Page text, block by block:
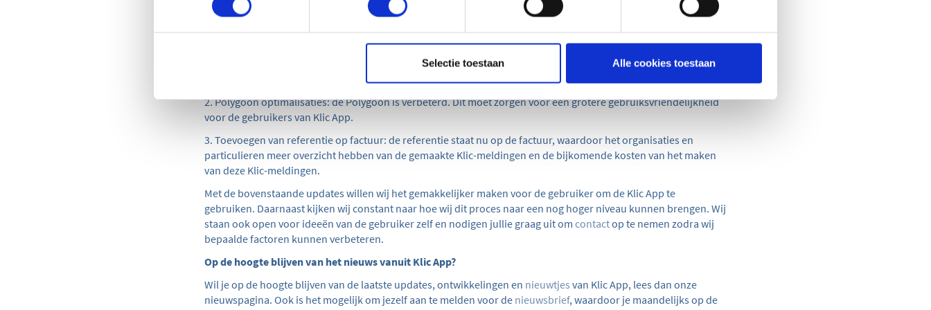
Selectie toestaan Alle cookies toestaan
1. Klic en Upload historie:
Filteren / zoeken van Klics/uploads: het is nu mogelijk te zoeken en te filteren op de eerdere Klic-
Meldingen die zijn aangevraagd.
Oude klics en zips verwijderen: ook kun je niet relevante en oudere Klic-meldingen verwijderen. Dit geldt
Zip Uploads.
2. Polygoon optimalisaties: de Polygoon is verbeterd. Dit moet zorgen voor een grotere gebruiksvriendelijkheid
voor de gebruikers van Klic App.
3. Toevoegen van referentie op factuur: de referentie staat nu op de factuur, waardoor het organisaties en
particulieren meer overzicht hebben van de gemaakte Klic-meldingen en de bijkomende kosten van het maken
van deze Klic-meldingen.
Met de bovenstaande updates willen wij het gemakkelijker maken voor de gebruiker om de Klic App te
gebruiken. Daarnaast kijken wij constant naar hoe wij dit proces naar een nog hoger niveau kunnen brengen. Wij
staan ook open voor ideeën van de gebruiker zelf en nodigen jullie graag uit om contactop te nemen zodra wij
bepaalde factoren kunnen verbeteren.
Op de hoogte blijven van het nieuws vanuit Klic App?
Wil je op de hoogte blijven van de laatste updates, ontwikkelingen en nieuwtjes van Klic App, lees dan onze
nieuwspagina. Ook is het mogelijk om jezelf aan te melden voor de nieuwsbrief, waardoor je maandelijks op de